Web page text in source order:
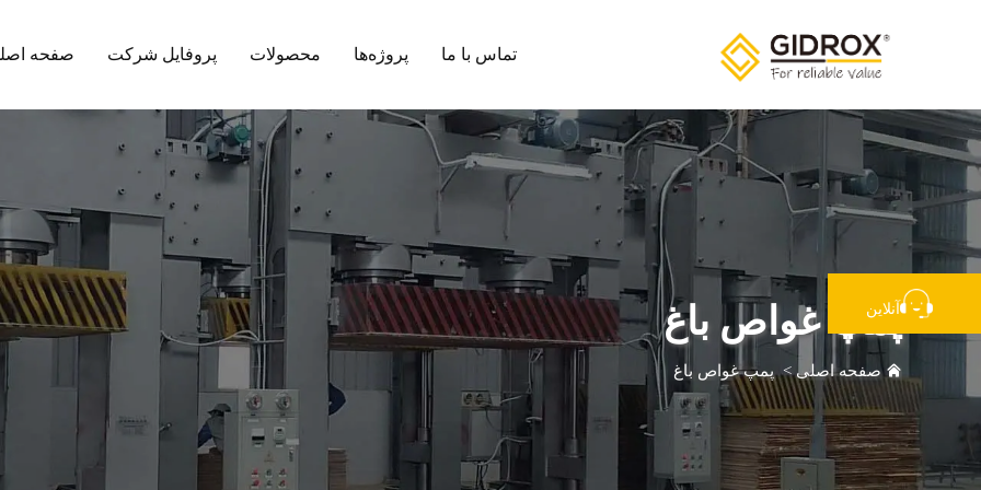
صفحه پروفایل شرکت محصولات پروژه‌ها تماس با ما
پمپ غواص باغ
صفحه اصلی > پمپ غواص باغ
آنلاین